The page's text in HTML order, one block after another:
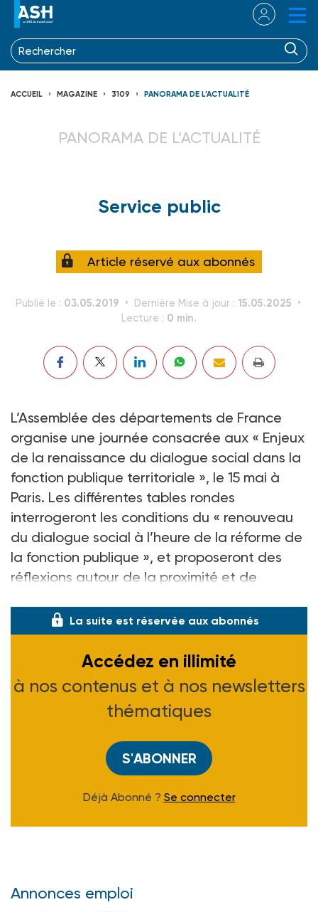
ACCUEIL MAGAZINE 3109 PANORAMA DE L’ACTUALITÉ
PANORAMA DE L’ACTUALITÉ
Service public
Article réservé aux abonnés
Publié le : 03.05.2019 Dernière Mise à jour : 15.05.2025
Lecture : 0 min.
L’Assemblée des départements de France
organise une journée consacrée aux « Enjeux
de la renaissance du dialogue social dans la
fonction publique territoriale », le 15 mai à
Paris. Les différentes tables rondes
interrogeront les conditions du « renouveau
du dialogue social à l’heure de la réforme de
la fonction publique », et proposeront des
réflexions autour de la proximité et de
La suite est réservée aux abonnés
Accédez en illimité
à nos contenus et à nos newsletters
thématiques
S'ABONNER
Déjà Abonné ? Se connecter
Annonces emploi